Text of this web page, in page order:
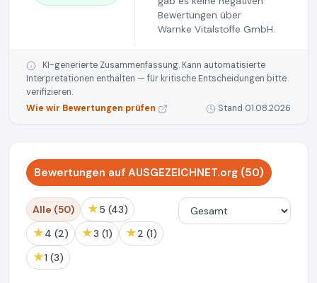
Bewertungen über
Warnke Vitalstoffe GmbH.
KI-generierte Zusammenfassung. Kann automatisierte
Interpretationen enthalten — für kritische Entscheidungen bitte
verifizieren.
Wie wir Bewertungen prüfen
Stand 01.08.2026
Bewertungen auf AUSGEZEICHNET.org (50)
Alle (50) ★ 5 (43)
★ 4 (2) ★ 3 (1) ★ 2 (1)
★ 1 (3)